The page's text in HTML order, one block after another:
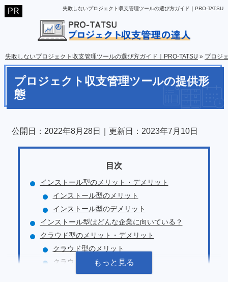
失敗しないプロジェクト収支管理ツールの選び方ガイド｜PRO-TATSU
失敗しないプロジェクト収支管理ツールの選び方ガイド｜PRO-TATSU » プロジ
プロジェクト収支管理ツールの提供形
態
公開日： 2022年8月28日 ｜更新日： 2023年7月10日
インストール型のメリット・デメリット
インストール型のメリット
インストール型のデメリット
インストール型はどんな企業に向いている？
クラウド型のメリット・デメリット
クラウド型のメリット
クラウド型のデメリット
クラウド型はどんな企業に向いている？